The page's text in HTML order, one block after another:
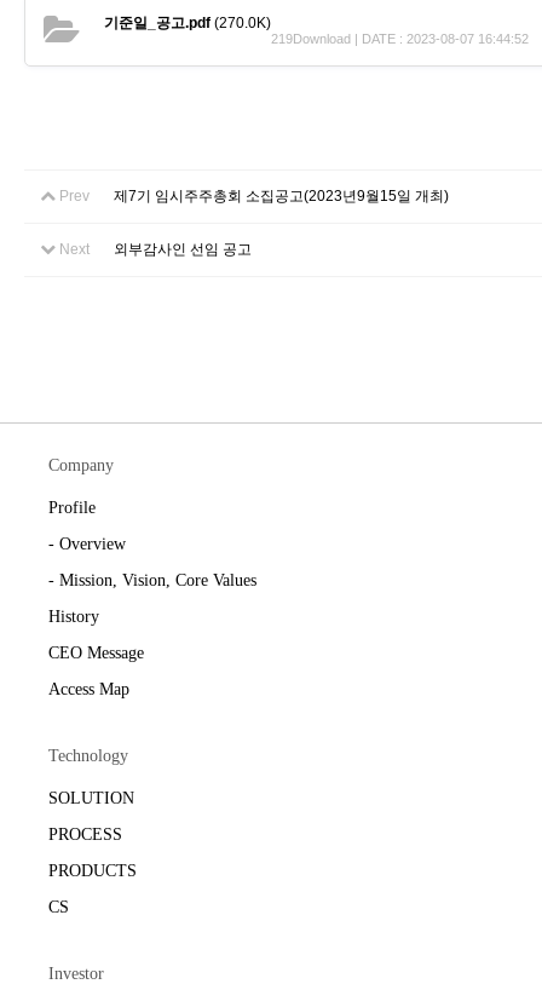
기준일_공고.pdf (270.0K)
219Download | DATE : 2023-08-07 16:44:52
Prev 제7기 임시주주총회 소집공고(2023년9월15일 개최)
Next 외부감사인 선임 공고
Company
Profile
- Overview
- Mission, Vision, Core Values
History
CEO Message
Access Map
Technology
SOLUTION
PROCESS
PRODUCTS
CS
Investor